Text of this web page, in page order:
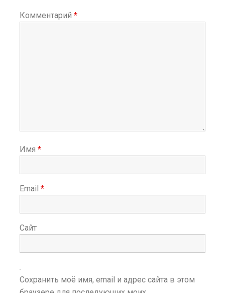
Комментарий *
Имя *
Email *
Сайт
Сохранить моё имя, email и адрес сайта в этом